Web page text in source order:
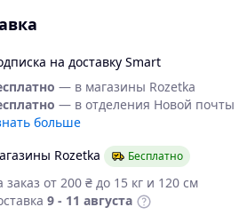
на доставку Smart
— в магазины Rozetka
— в отделения Новой почты
больше
Rozetka
Бесплатно
заказ от 200 ₴ до 15 кг и 120 см
9 - 11 августа